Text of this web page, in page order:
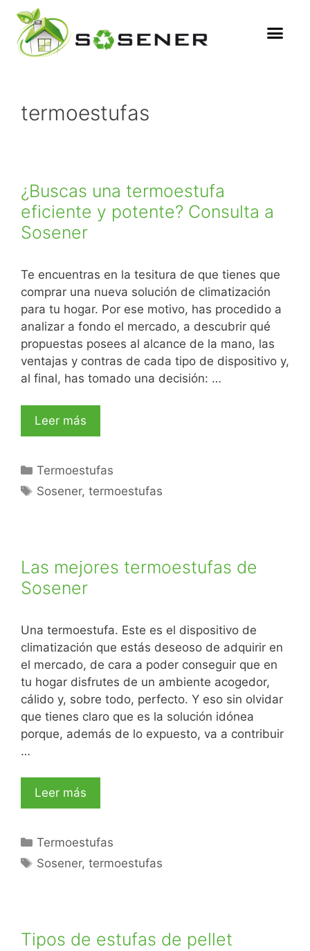
termoestufas
¿Buscas una termoestufa
eficiente y potente? Consulta a
Sosener
Te encuentras en la tesitura de que tienes que
comprar una nueva solución de climatización
para tu hogar. Por ese motivo, has procedido a
analizar a fondo el mercado, a descubrir qué
propuestas posees al alcance de la mano, las
ventajas y contras de cada tipo de dispositivo y,
al final, has tomado una decisión: …
Leer más
Termoestufas
Sosener,termoestufas
Las mejores termoestufas de
Sosener
Una termoestufa. Este es el dispositivo de
climatización que estás deseoso de adquirir en
el mercado, de cara a poder conseguir que en
tu hogar disfrutes de un ambiente acogedor,
cálido y, sobre todo, perfecto. Y eso sin olvidar
que tienes claro que es la solución idónea
porque, además de lo expuesto, va a contribuir
…
Leer más
Termoestufas
Sosener,termoestufas
Tipos de estufas de pellet